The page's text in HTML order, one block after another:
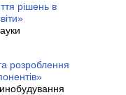
рішень в
розроблення